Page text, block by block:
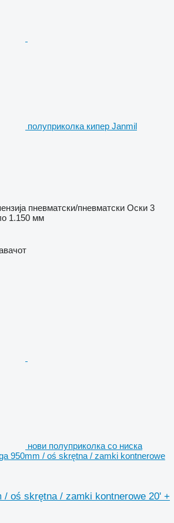
полуприколка кипер Janmil
пневматски/пневматски Оски 3
1.150 мм
нови полуприколка со ниска
950mm / oś skrętna / zamki kontnerowe
/ oś skrętna / zamki kontnerowe 20' +